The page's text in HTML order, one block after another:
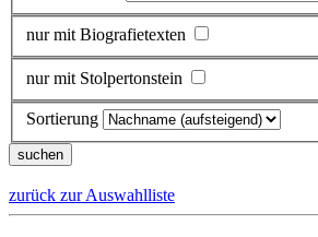
nur mit Biografietexten
nur mit Stolpertonstein
Sortierung
zurück zur Auswahlliste